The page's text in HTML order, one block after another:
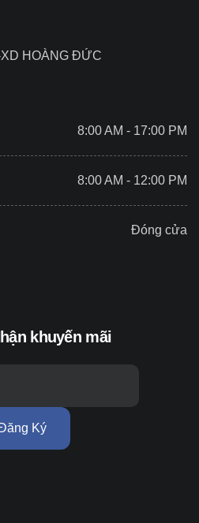
HOÀNG ĐỨC
8:00 AM - 17:00 PM
8:00 AM - 12:00 PM
Đóng cửa
khuyến mãi
Ký